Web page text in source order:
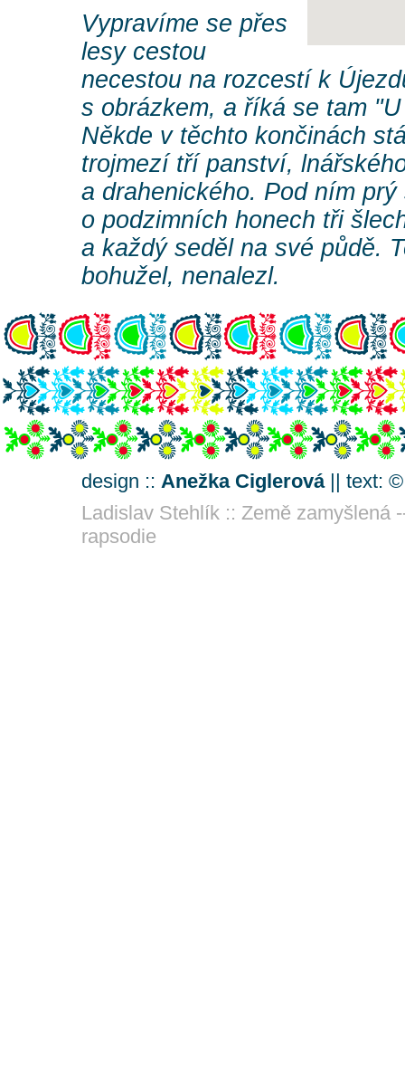
Vypravíme se přes
lesy cestou
necestou na rozcestí k
s obrázkem, a říká se tam
Někde v těchto končinách
trojmezí tří panství,
a drahenického. Pod ním
o podzimních honech tři
a každý seděl na své půdě.
bohužel, nenalezl.
design :: Anežka Ciglerová|| text: ©
Ladislav Stehlík :: Země zamyšlená
rapsodie